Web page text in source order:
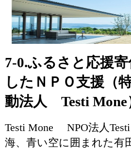
7-0.ふるさと応援
したＮＰＯ支援（
動法人 Testi Mone
Testi Mone NPO法人
海、青い空に囲まれた有